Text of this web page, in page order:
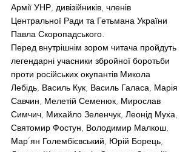
Армії УНР, дивізійників, членів
Центральної Ради та Гетьмана України
Павла Скоропадського.
Перед внутрішнім зором читача пройдуть
легендарні учасники збройної боротьби
проти російських окупантів Микола
Лебідь, Василь Кук, Василь Галаса, Марія
Савчин, Мелетій Семенюк, Мирослав
Симчич, Михайло Зеленчук, Леонід Муха,
Святомир Фостун, Володимир Малкош,
Мар’ян Голембієвський, Юрій Борець,